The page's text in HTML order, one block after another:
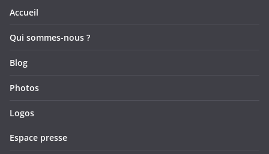
Accueil
Qui sommes-nous ?
Blog
Photos
Logos
Espace presse